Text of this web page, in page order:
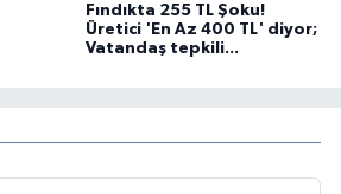
Fındıkta 255 TL Şoku!
Üretici 'En Az 400 TL' diyor;
Vatandaş tepkili...